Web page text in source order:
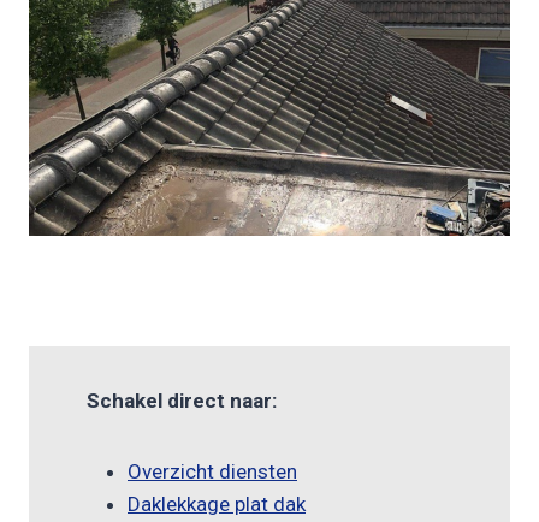
Schakel direct naar:
Overzicht diensten
Daklekkage plat dak